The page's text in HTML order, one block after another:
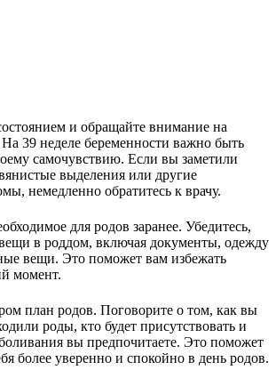
и обращайте внимание на
39 неделе беременности важно быть
самочувствию. Если вы заметили
выделения или другие
немедленно обратитесь к врачу.
для родов заранее. Убедитесь,
в роддом, включая документы, одежду
вещи. Это поможет вам избежать
момент.
план родов. Поговорите о том, как вы
роды, кто будет присутствовать и
вы предпочитаете. Это поможет
более уверенно и спокойно в день родов.